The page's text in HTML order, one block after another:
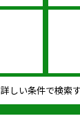
詳しい条件で検索
行支援サービス
につける就労